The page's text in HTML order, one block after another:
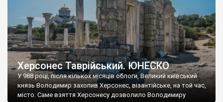
Херсонес Таврійський. ЮНЕСКО
У 988 році, після кількох місяців облоги, Великий київський
князь Володимир захопив Херсонес, візантійське, на той час,
місто. Саме взяття Херсонесу дозволило Володимиру